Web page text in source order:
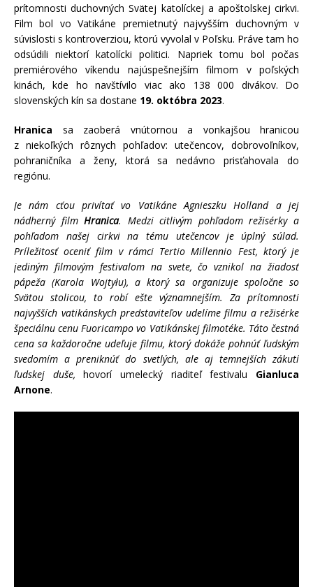
prítomnosti duchovných Svätej katolíckej a apoštolskej cirkvi.
Film bol vo Vatikáne premietnutý najvyšším duchovným v
súvislosti s kontroverziou, ktorú vyvolal v Poľsku. Práve tam ho
odsúdili niektorí katolícki politici. Napriek tomu bol počas
premiérového víkendu najúspešnejším filmom v poľských
kinách, kde ho navštívilo viac ako 138 000 divákov. Do
slovenských kín sa dostane 19. októbra 2023.
Hranica sa zaoberá vnútornou a vonkajšou hranicou
z niekoľkých rôznych pohľadov: utečencov, dobrovoľníkov,
pohraničníka a ženy, ktorá sa nedávno prisťahovala do
regiónu.
Je nám cťou privítať vo Vatikáne Agnieszku Holland a jej
nádherný filmHranica. Medzi citlivým pohľadom režisérky a
pohľadom našej cirkvi na tému utečencov je úplný súlad.
Príležitosť oceniť film v rámci Tertio Millennio Fest, ktorý je
jediným filmovým festivalom na svete, čo vznikol na žiadosť
pápeža (Karola Wojtyłu), a ktorý sa organizuje spoločne so
Svätou stolicou, to robí ešte významnejším. Za prítomnosti
najvyšších vatikánskych predstaviteľov udelíme filmu a režisérke
špeciálnu cenu Fuoricampo vo Vatikánskej filmotéke. Táto čestná
cena sa každoročne udeľuje filmu, ktorý dokáže pohnúť ľudským
svedomím a preniknúť do svetlých, ale aj temnejších zákutí
ľudskej duše, hovorí umelecký riaditeľ festivalu Gianluca
Arnone.